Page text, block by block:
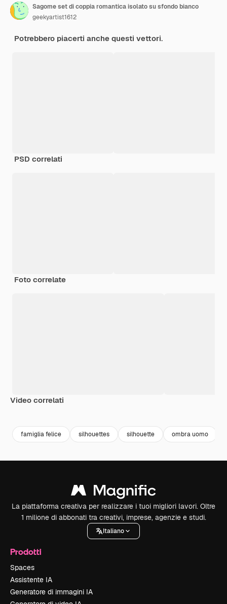
Sagome set di coppia romantica isolato su sfondo bianco
geekyartist1612
Potrebbero piacerti anche questi vettori.
PSD correlati
Foto correlate
Video correlati
famiglia felice silhouettes silhouette ombra uomo
La piattaforma creativa per realizzare i tuoi migliori lavori. Oltre
1 milione di abbonati tra creativi, imprese, agenzie e studi.
Italiano
Prodotti
Spaces
Assistente IA
Generatore di immagini IA